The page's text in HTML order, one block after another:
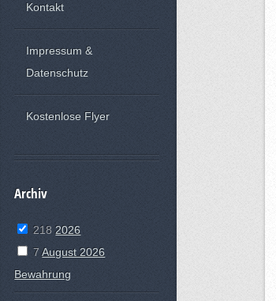
Kontakt
Impressum &
Datenschutz
Kostenlose Flyer
Archiv
218 2026
7 August 2026
Bewahrung